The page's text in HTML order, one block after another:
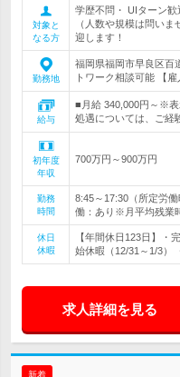
対象と
なる方
学歴不問・ UIターン
（人数や規模は問い
迎します！
勤務地
福岡県福岡市早良区百
トワーク相談可能 【雇
給与
■月給 340,000円～※表
処遇については、ご経
初年度
年収
700万円～900万円
勤務
時間
8:45～17:30（所定労
働：あり※月平均残業
休日
休暇
【年間休日123日】・
始休暇（12/31～1/3）
求人詳細を見る
新着